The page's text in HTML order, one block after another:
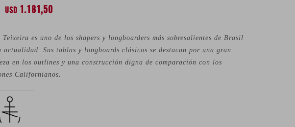
USD 1.181,50
Teixeira es uno de los shapers y longboarders más sobresalientes de Brasil
actualidad. Sus tablas y longboards clásicos se destacan por una gran
en los outlines y una construcción digna de comparación con los
Californianos.